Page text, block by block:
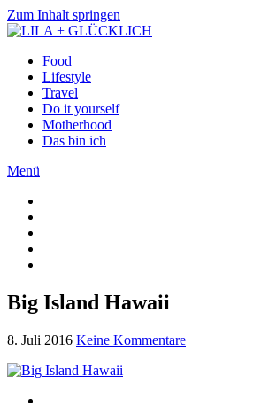
Zum Inhalt springen
Food
Lifestyle
Travel
Do it yourself
Motherhood
Das bin ich
Menü
Big Island Hawaii
8. Juli 2016 Keine Kommentare